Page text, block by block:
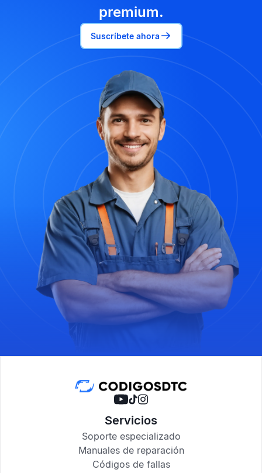
premium.
Suscríbete ahora
Servicios
Soporte especializado
Manuales de reparación
Códigos de fallas